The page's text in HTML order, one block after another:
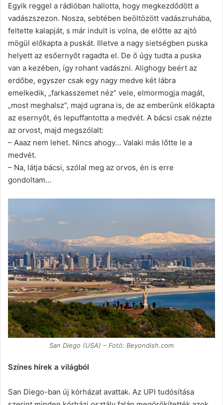
Egyik reggel a rádióban hallotta, hogy megkezdődött a
vadászszezon. Nosza, sebtében beöltözött vadászruhába,
feltette kalapját, s már indult is volna, de előtte az ajtó
mögül előkapta a puskát. Illetve a nagy sietségben puska
helyett az esőernyőt ragadta el. De ő úgy tudta a puska
van a kezében, így rohant vadászni. Alighogy beért az
erdőbe, egyszer csak egy nagy medve két lábra
emelkedik, „farkasszemet néz” vele, elmormogja magát,
„most meghalsz”, majd ugrana is, de az emberünk előkapta
az esernyőt, és lepuffantotta a medvét. A bácsi csak nézte
az orvost, majd megszólalt:
– Aaaz nem lehet. Nincs ahogy… Valaki más lőtte le a
medvét.
– Na, látja bácsi, szólal meg az orvos, én is erre
gondoltam…
San Diego (USA) – Fotó: Beyondish.com
Színes hírek a világból
San Diego-ban új kórházat avattak. Az UPI tudósítása